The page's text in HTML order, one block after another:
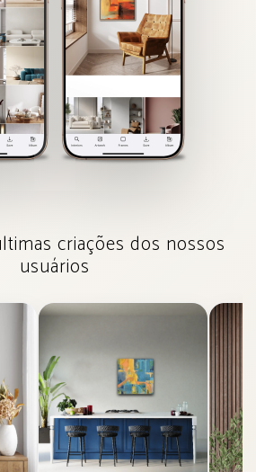
criações dos nossos
usuários